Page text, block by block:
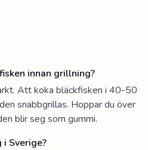
innan grillning?
Att koka bläckfisken i 40-50
snabbgrillas. Hoppar du över
blir seg som gummi.
i Sverige?